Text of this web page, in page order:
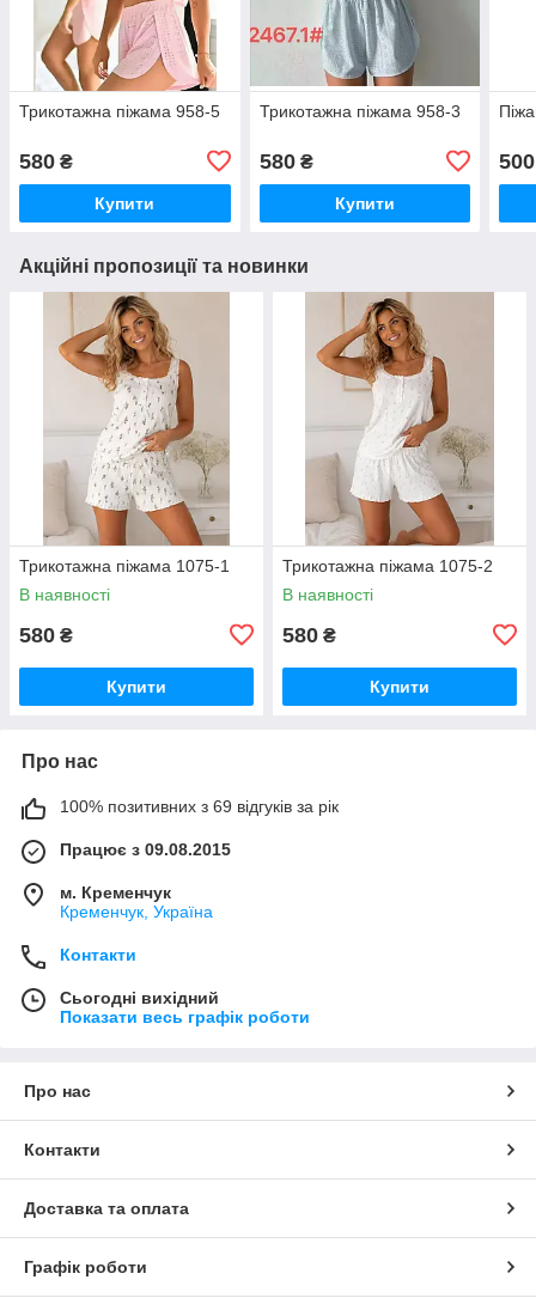
Трикотажна піжама 958-5
580 ₴
Купити
Трикотажна піжама 958-3
580₴
Купити
500
Акційні пропозиції та новинки
Трикотажна піжама 1075-1
В наявності
580 ₴
Купити
Трикотажна піжама 1075-2
В наявності
580 ₴
Купити
Про нас
100% позитивних з 69 відгуків за рік
Працює з 09.08.2015
м. Кременчук
Кременчук, Україна
Контакти
Сьогодні вихідний
Показати весь графік роботи
Про нас
Контакти
Доставка та оплата
Графік роботи